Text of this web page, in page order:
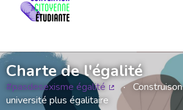
Charte de l'égalité
#pasdesexisme égalité
(Lien externe)
université plus égalitaire